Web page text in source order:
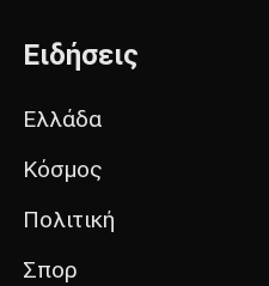
Ειδήσεις
Ελλάδα
Κόσμος
Πολιτική
Σπορ